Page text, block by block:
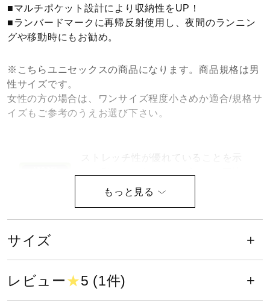
健康／エクササイズ
メディカル
その他
サポート
■マルチポケット設計により収納性をUP！
■ランバードマークに再帰反射使用し、夜間のランニン
グや移動時にもお勧め。
※こちらユニセックスの商品になります。商品規格は男
性サイズです。
女性の方の場合は、ワンサイズ程度小さめか適合/規格サ
イズもご参考のうえお選び下さい。
ストレッチ性が優れていることを示
なつっぱり感を軽減します。
XS、S、M、L、XL、2XL、3XL
サイズ
レビュー★5 (1件)